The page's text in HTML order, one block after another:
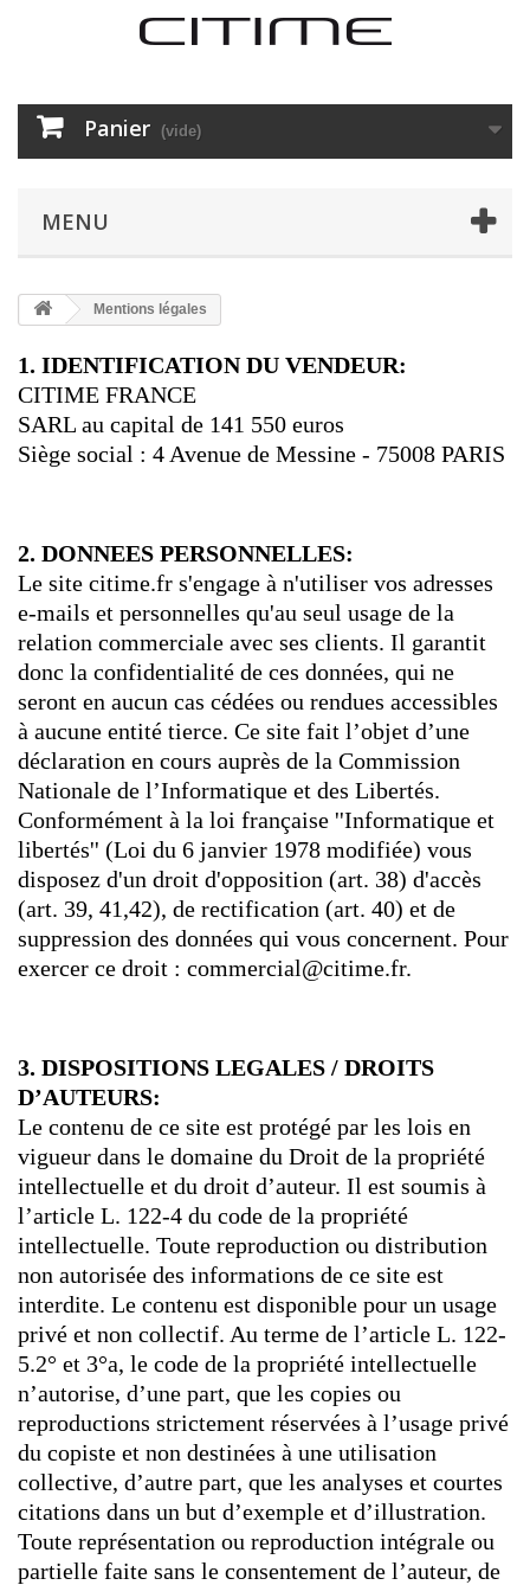
Panier (vide)
MENU
Mentions légales
1. IDENTIFICATION DU VENDEUR:
CITIME FRANCE
SARL au capital de 141 550 euros
Siège social : 4 Avenue de Messine - 75008 PARIS
2. DONNEES PERSONNELLES:
Le site citime.fr s'engage à n'utiliser vos adresses
e-mails et personnelles qu'au seul usage de la
relation commerciale avec ses clients. Il garantit
donc la confidentialité de ces données, qui ne
seront en aucun cas cédées ou rendues accessibles
à aucune entité tierce. Ce site fait l’objet d’une
déclaration en cours auprès de la Commission
Nationale de l’Informatique et des Libertés.
Conformément à la loi française ''Informatique et
libertés'' (Loi du 6 janvier 1978 modifiée) vous
disposez d'un droit d'opposition (art. 38) d'accès
(art. 39, 41,42), de rectification (art. 40) et de
suppression des données qui vous concernent. Pour
exercer ce droit : commercial@citime.fr.
3. DISPOSITIONS LEGALES / DROITS
D’AUTEURS:
Le contenu de ce site est protégé par les lois en
vigueur dans le domaine du Droit de la propriété
intellectuelle et du droit d’auteur. Il est soumis à
l’article L. 122-4 du code de la propriété
intellectuelle. Toute reproduction ou distribution
non autorisée des informations de ce site est
interdite. Le contenu est disponible pour un usage
privé et non collectif. Au terme de l’article L. 122-
5.2° et 3°a, le code de la propriété intellectuelle
n’autorise, d’une part, que les copies ou
reproductions strictement réservées à l’usage privé
du copiste et non destinées à une utilisation
collective, d’autre part, que les analyses et courtes
citations dans un but d’exemple et d’illustration.
Toute représentation ou reproduction intégrale ou
partielle faite sans le consentement de l’auteur, de